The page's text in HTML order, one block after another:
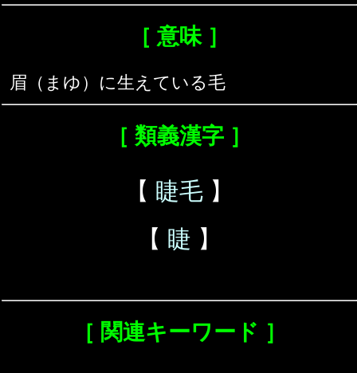
［ 意味 ］
眉（まゆ）に生えている毛
［ 類義漢字 ］
【 睫毛 】
【 睫 】
［ 関連キーワード ］